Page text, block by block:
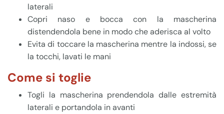
laterali
Copri naso e bocca con la mascherina
distendendola bene in modo che aderisca al volto
Evita di toccare la mascherina mentre la indossi, se
la tocchi, lavati le mani
Come si toglie
Togli la mascherina prendendola dalle estremità
laterali e portandola in avanti